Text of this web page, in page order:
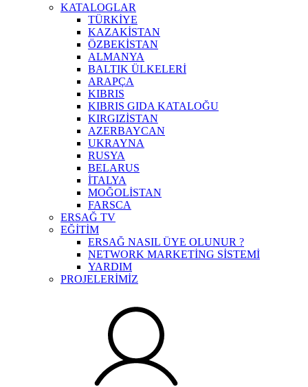
KATALOGLAR
TÜRKİYE
KAZAKİSTAN
ÖZBEKİSTAN
ALMANYA
BALTIK ÜLKELERİ
ARAPÇA
KIBRIS
KIBRIS GIDA KATALOĞU
KIRGIZİSTAN
AZERBAYCAN
UKRAYNA
RUSYA
BELARUS
İTALYA
MOĞOLİSTAN
FARSCA
ERSAĞ TV
EĞİTİM
ERSAĞ NASIL ÜYE OLUNUR ?
NETWORK MARKETİNG SİSTEMİ
YARDIM
PROJELERİMİZ